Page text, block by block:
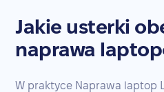
Jakie usterki
naprawa
W praktyce Naprawa laptop